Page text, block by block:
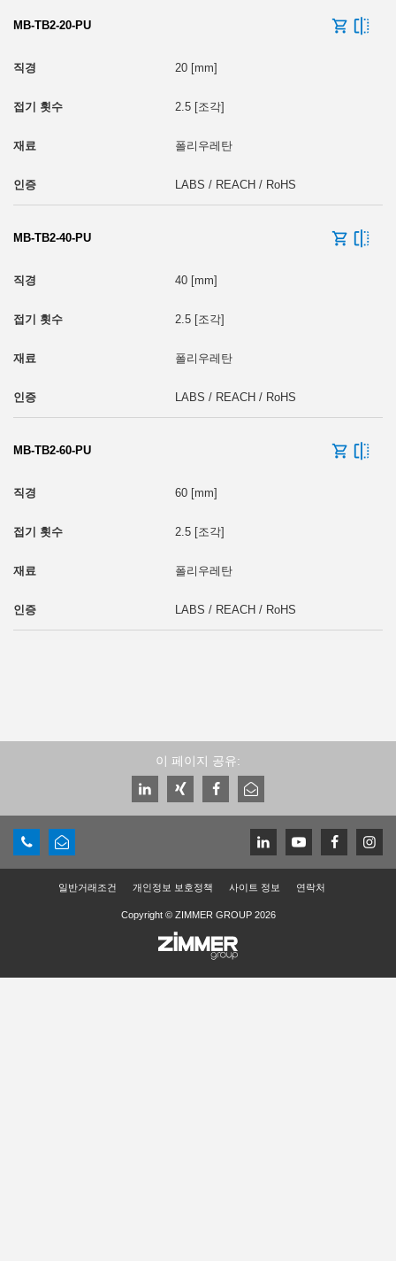
MB-TB2-20-PU
20 [mm]
2.5 [조각]
폴리우레탄
LABS / REACH / RoHS
MB-TB2-40-PU
40 [mm]
2.5 [조각]
폴리우레탄
LABS / REACH / RoHS
MB-TB2-60-PU
60 [mm]
2.5 [조각]
폴리우레탄
LABS / REACH / RoHS
이 페이지 공유:
일반거래조건 개인정보 보호정책 사이트 정보 연락처
Copyright © ZIMMER GROUP 2026